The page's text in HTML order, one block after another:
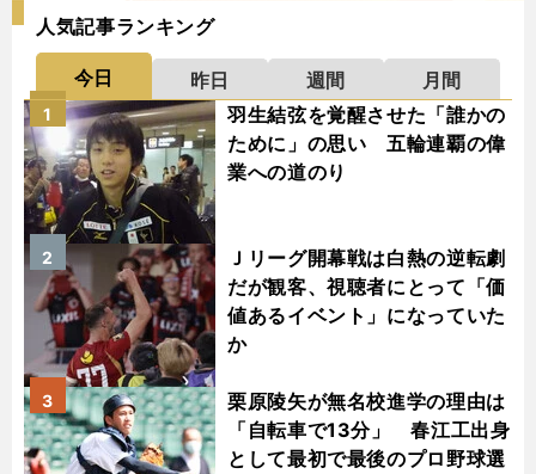
人気記事ランキング
今日 昨日 週間
月間
羽生結弦を覚醒させた「誰かの
ために」の思い 五輪連覇の偉
業への道のり
1
Ｊリーグ開幕戦は白熱の逆転劇
だが観客、視聴者にとって「価
値あるイベント」になっていた
か
2
栗原陵矢が無名校進学の理由は
「自転車で13分」 春江工出身
として最初で最後のプロ野球選
3